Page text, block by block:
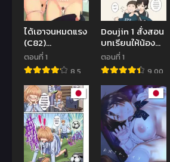
ได้เอาจนหมดแรง
(C82)
[Nanimoshinai
(Sasamori
Tomoe)] Hakka
(Hyouka)
ตอนที่ 1
8.5
Doujin 1 สั่งสอน
บทเรียนให้น้อง
ชายตัวแสบ
ตอนที่ 1
9.00